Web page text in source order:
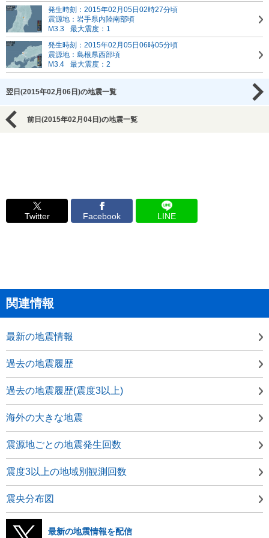
発生時刻：2015年02月05日02時27分頃
震源地：岩手県内陸南部頃
M3.3
最大震度：1
発生時刻：2015年02月05日06時05分頃
震源地：島根県西部頃
M3.4
最大震度：2
翌日(2015年02月06日)の地震一覧
前日(2015年02月04日)の地震一覧
Twitter Facebook LINE
関連情報
最新の地震情報
過去の地震履歴
過去の地震履歴(震度3以上)
海外の大きな地震
震源地ごとの地震発生回数
震度3以上の地域別観測回数
震央分布図
最新の地震情報を配信